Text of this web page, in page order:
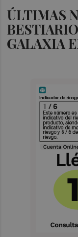
ÚLTIMAS
GALAXIA